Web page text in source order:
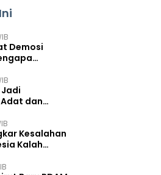
Demosi
Jadi
dan
Kesalahan
Kalah